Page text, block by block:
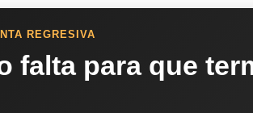
REGRESIVA
falta para que